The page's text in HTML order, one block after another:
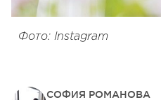
Фото: Instagram
СОФИЯ РОМАНОВА